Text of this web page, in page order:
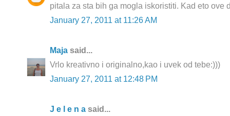
pitala za sta bih ga mogla iskoristiti. Kad eto ove
January 27, 2011 at 11:26 AM
Maja said...
Vrlo kreativno i originalno,kao i uvek od tebe:)))
January 27, 2011 at 12:48 PM
J e l e n a said...